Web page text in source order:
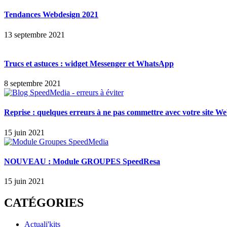
Tendances Webdesign 2021
13 septembre 2021
Trucs et astuces : widget Messenger et WhatsApp
8 septembre 2021
Reprise : quelques erreurs à ne pas commettre avec votre site
15 juin 2021
NOUVEAU : Module GROUPES SpeedResa
15 juin 2021
CATÉGORIES
Actuali'kits